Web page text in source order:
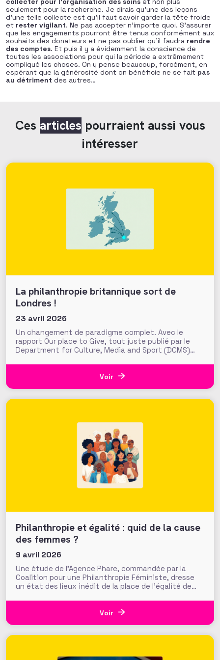
seulement pour la recherche. Je dirais qu’une des leçons
d’une telle collecte est qu’il faut savoir garder la tête froide
et rester vigilant. Ne pas accepter n’importe quoi. S’assurer
que les engagements pourront être tenus conformément aux
souhaits des donateurs et ne pas oublier qu’il faudra rendre
des comptes. Et puis il y a évidemment la conscience de
toutes les associations pour qui la période a extrêmement
compliqué les choses. On y pense beaucoup, forcément, en
espérant que la générosité dont on bénéficie ne se fait pas
au détriment des autres…
Ces articles pourraient aussi vous
intéresser
La philanthropie britannique sort de
Londres !
23 avril 2026
Un changement de paradigme complet. Avec le
rapport Our place to Give, tout juste publié par le
Department for Culture, Media and Sport (DCMS)
d’une nouvelle ambition publique pour la
philanthropie au Royaume-Uni. Objectif : « sortir la
Voir
Philanthropie et égalité : quid de la cause
des femmes ?
9 avril 2026
Une étude de l’Agence Phare, commandée par la
Coalition pour une Philanthropie Féministe, dresse
un état des lieux inédit de la place de l’égalité de
24 mars dernier lors d’une journée d’échanges à la
Fondation de France, les résultats invitent à
Voir